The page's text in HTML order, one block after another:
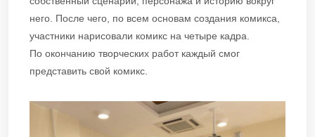
него. После чего, по всем основам создания комикса,
участники нарисовали комикс на четыре кадра.
По окончанию творческих работ каждый смог
представить свой комикс.